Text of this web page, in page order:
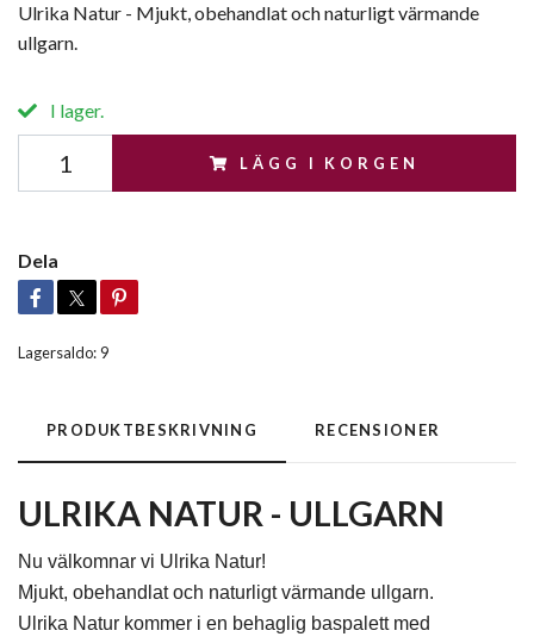
Ulrika Natur - Mjukt, obehandlat och naturligt värmande
ullgarn.
I lager.
LÄGG I KORGEN
Dela
Lagersaldo:9
PRODUKTBESKRIVNING RECENSIONER
ULRIKA NATUR - ULLGARN
Nu välkomnar vi Ulrika Natur!
Mjukt, obehandlat och naturligt värmande ullgarn.
Ulrika Natur kommer i en behaglig baspalett med